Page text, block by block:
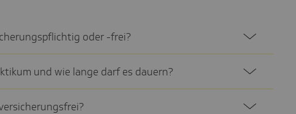
oder -frei?
und wie lange darf es dauern?